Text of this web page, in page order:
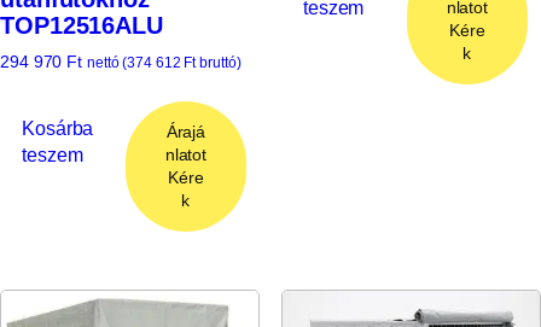
TOP12516ALU
294 970 Ft nettó (374 612 Ftbruttó)
Kosárba
teszem
Árajá
nlatot
Kére
k
teszem
nlatot
Kére
k